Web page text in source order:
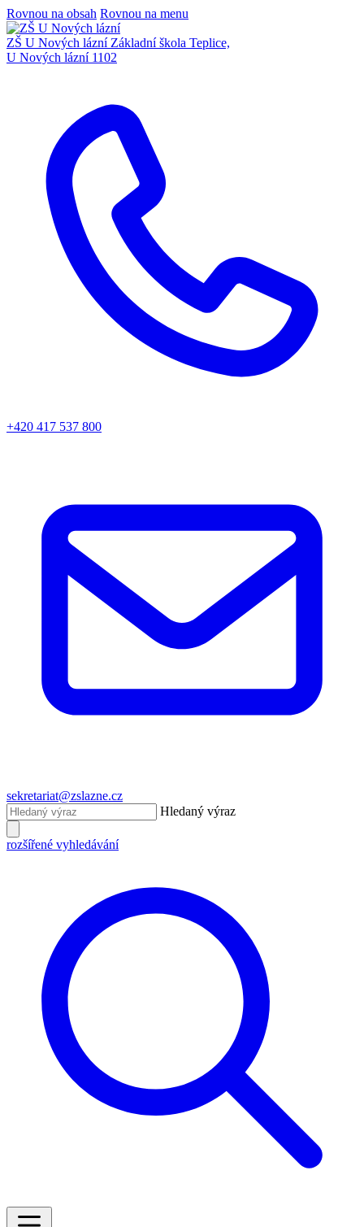
Rovnou na obsah Rovnou na menu
ZŠ U Nových lázní Základní škola Teplice,
U Nových lázní 1102
+420 417 537 800
sekretariat@zslazne.cz
Hledaný výraz
rozšířené vyhledávání